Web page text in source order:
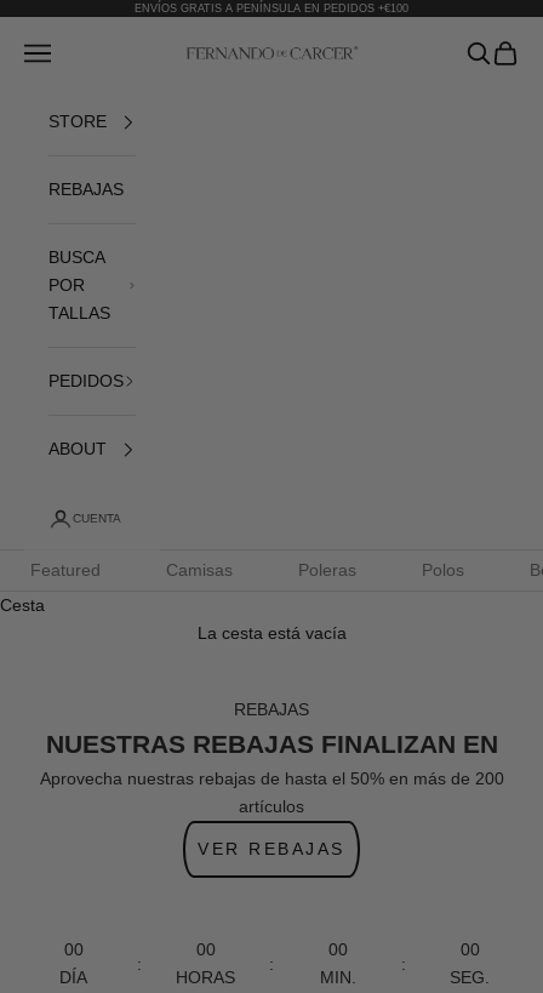
ENVÍOS GRATIS A PENÍNSULA EN PEDIDOS +€100
Fernando de Cárcer
Abrir menú de navegación AbrirAbrir
STORE
REBAJAS
BUSCA
POR
TALLAS
PEDIDOS
ABOUT
CUENTA
Featured Camisas Poleras Polos
Cesta
La cesta está vacía
REBAJAS
NUESTRAS REBAJAS FINALIZAN EN
Aprovecha nuestras rebajas de hasta el 50% en más de 200
artículos
VER REBAJAS
00
DÍA
:
00
HORAS
:
00
MIN.
:
00
SEG.